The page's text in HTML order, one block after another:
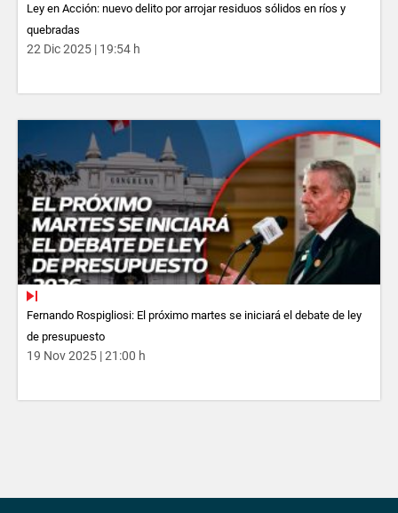
Ley en Acción: nuevo delito por arrojar residuos sólidos en ríos y
quebradas
22 Dic 2025 | 19:54 h
Fernando Rospigliosi: El próximo martes se iniciará el debate de ley
de presupuesto
19 Nov 2025 | 21:00 h